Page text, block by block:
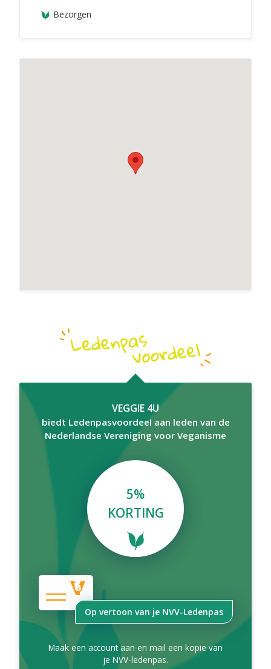
Bezorgen
VEGGIE 4U
biedt Ledenpasvoordeel aan leden van de
Nederlandse Vereniging voor Veganisme
5%
KORTING
Op vertoon van je NVV-Ledenpas
Maak een account aan en mail een kopie van
je NVV-ledenpas.